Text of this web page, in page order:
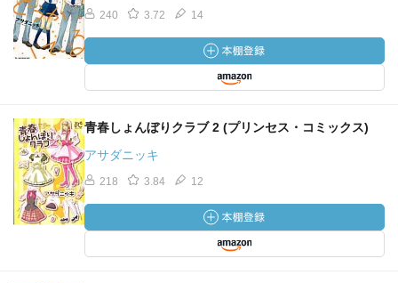
240 3.72 14
青春しょんぼりクラブ 2 (プリンセス・コミックス)
アサダニッキ
218 3.84 12